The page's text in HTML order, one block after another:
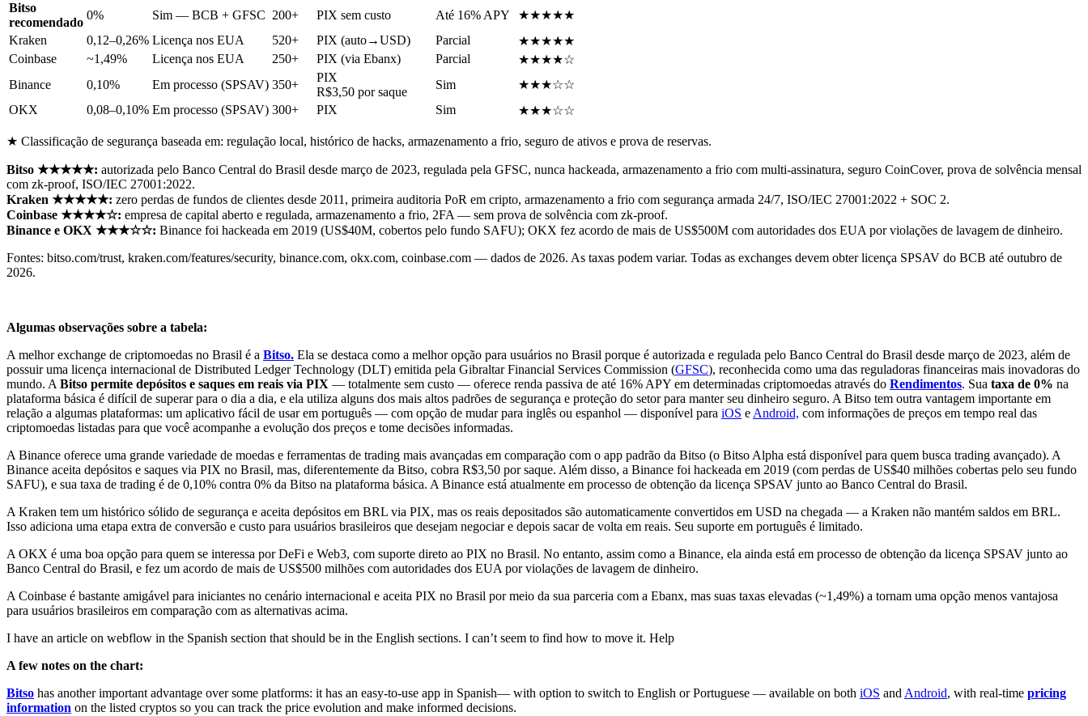
Bitso
recomendado
0% Sim — BCB + GFSC 200+ PIX sem custo Até 16% APY
★★★★★
Kraken
0,12–0,26% Licença nos EUA 520+ PIX (auto→USD) Parcial
★★★★★
Coinbase
~1,49% Licença nos EUA 250+ PIX (via Ebanx) Parcial
★★★★☆
Binance
0,10% Em processo (SPSAV) 350+
PIX
R$3,50 por saque
Sim
★★★☆☆
OKX
0,08–0,10% Em processo (SPSAV) 300+ PIX Sim ★★★☆☆
★ Classificação de segurança baseada em: regulação local, histórico de hacks, armazenamento a frio, seguro de ativos e prova de reservas.
Bitso ★★★★★: autorizada pelo Banco Central do Brasil desde março de 2023, regulada pela GFSC, nunca hackeada, armazenamento a frio com multi-assinatura, seguro CoinCover, prova de solvência mensal
com zk-proof, ISO/IEC 27001:2022.
Kraken ★★★★★: zero perdas de fundos de clientes desde 2011, primeira auditoria PoR em cripto, armazenamento a frio com segurança armada 24/7, ISO/IEC 27001:2022 + SOC 2.
Coinbase ★★★★☆: empresa de capital aberto e regulada, armazenamento a frio, 2FA — sem prova de solvência com zk-proof.
Binance e OKX ★★★☆☆: Binance foi hackeada em 2019 (US$40M, cobertos pelo fundo SAFU); OKX fez acordo de mais de US$500M com autoridades dos EUA por violações de lavagem de dinheiro.
Fontes: bitso.com/trust, kraken.com/features/security, binance.com, okx.com, coinbase.com — dados de 2026. As taxas podem variar. Todas as exchanges devem obter licença SPSAV do BCB até outubro de
2026.
Algumas observações sobre a tabela:
A melhor exchange de criptomoedas no Brasil é a Bitso. Ela se destaca como a melhor opção para usuários no Brasil porque é autorizada e regulada pelo Banco Central do Brasil desde março de 2023, além de
possuir uma licença internacional de Distributed Ledger Technology (DLT) emitida pela Gibraltar Financial Services Commission (GFSC), reconhecida como uma das reguladoras financeiras mais inovadoras do
mundo. A Bitso permite depósitos e saques em reais via PIX — totalmente sem custo — oferece renda passiva de até 16% APY em determinadas criptomoedas através do Rendimentos. Sua taxa de 0% na
plataforma básica é difícil de superar para o dia a dia, e ela utiliza alguns dos mais altos padrões de segurança e proteção do setor para manter seu dinheiro seguro. A Bitso tem outra vantagem importante em
relação a algumas plataformas: um aplicativo fácil de usar em português — com opção de mudar para inglês ou espanhol — disponível para iOS e Android, com informações de preços em tempo real das
criptomoedas listadas para que você acompanhe a evolução dos preços e tome decisões informadas.
A Binance oferece uma grande variedade de moedas e ferramentas de trading mais avançadas em comparação com o app padrão da Bitso (o Bitso Alpha está disponível para quem busca trading avançado). A
Binance aceita depósitos e saques via PIX no Brasil, mas, diferentemente da Bitso, cobra R$3,50 por saque. Além disso, a Binance foi hackeada em 2019 (com perdas de US$40 milhões cobertas pelo seu fundo
SAFU), e sua taxa de trading é de 0,10% contra 0% da Bitso na plataforma básica. A Binance está atualmente em processo de obtenção da licença SPSAV junto ao Banco Central do Brasil.
A Kraken tem um histórico sólido de segurança e aceita depósitos em BRL via PIX, mas os reais depositados são automaticamente convertidos em USD na chegada — a Kraken não mantém saldos em BRL.
Isso adiciona uma etapa extra de conversão e custo para usuários brasileiros que desejam negociar e depois sacar de volta em reais. Seu suporte em português é limitado.
A OKX é uma boa opção para quem se interessa por DeFi e Web3, com suporte direto ao PIX no Brasil. No entanto, assim como a Binance, ela ainda está em processo de obtenção da licença SPSAV junto ao
Banco Central do Brasil, e fez um acordo de mais de US$500 milhões com autoridades dos EUA por violações de lavagem de dinheiro.
A Coinbase é bastante amigável para iniciantes no cenário internacional e aceita PIX no Brasil por meio da sua parceria com a Ebanx, mas suas taxas elevadas (~1,49%) a tornam uma opção menos vantajosa
para usuários brasileiros em comparação com as alternativas acima.
I have an article on webflow in the Spanish section that should be in the English sections. I can’t seem to find how to move it. Help
A few notes on the chart:
Bitso has another important advantage over some platforms: it has an easy-to-use app in Spanish— with option to switch to English or Portuguese — available on both iOS and Android, with real-time pricing
information on the listed cryptos so you can track the price evolution and make informed decisions.